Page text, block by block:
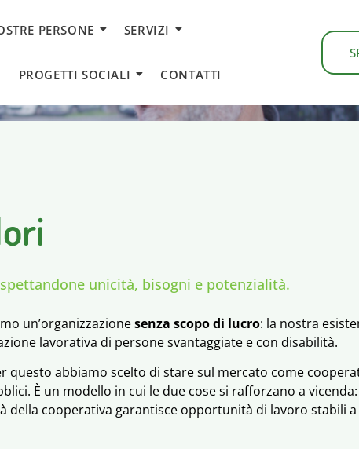
PERSONE SERVIZI
PROGETTI SOCIALI CONTATTI
unicità, bisogni e potenzialità.
un’organizzazionesenza scopo di lucro: la nostra
lavorativa di persone svantaggiate e con disabilità.
abbiamo scelto di stare sul mercato come
È un modello in cui le due cose si rafforzano a vicenda:
della cooperativa garantisce opportunità di lavoro stabili a